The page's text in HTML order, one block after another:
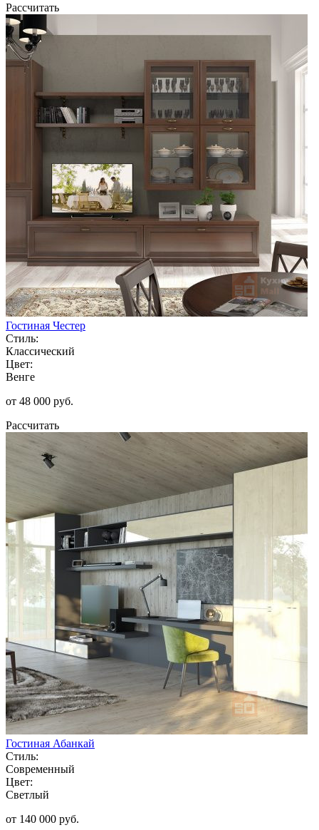
Рассчитать
Гостиная Честер
Стиль:
Классический
Цвет:
Венге
от 48 000 руб.
Рассчитать
Гостиная Абанкай
Стиль:
Современный
Цвет:
Светлый
от 140 000 руб.